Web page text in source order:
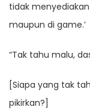
tidak
maupun di game.’
“Tak tahu malu,
[Siapa yang tak
pikirkan?]